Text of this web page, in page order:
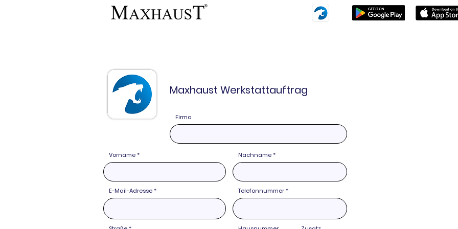
Maxhaust Werkstattauftrag
Firma
Vorname Nachname
E-Mail-Adresse Telefonnummer